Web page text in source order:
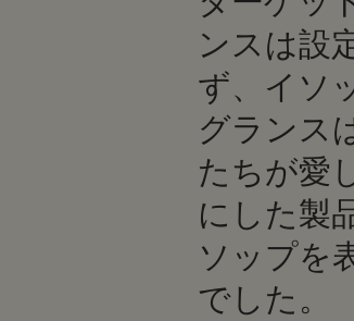
ンスは設
ず、イソ
グランス
たちが愛
にした製
ソップを
でした。